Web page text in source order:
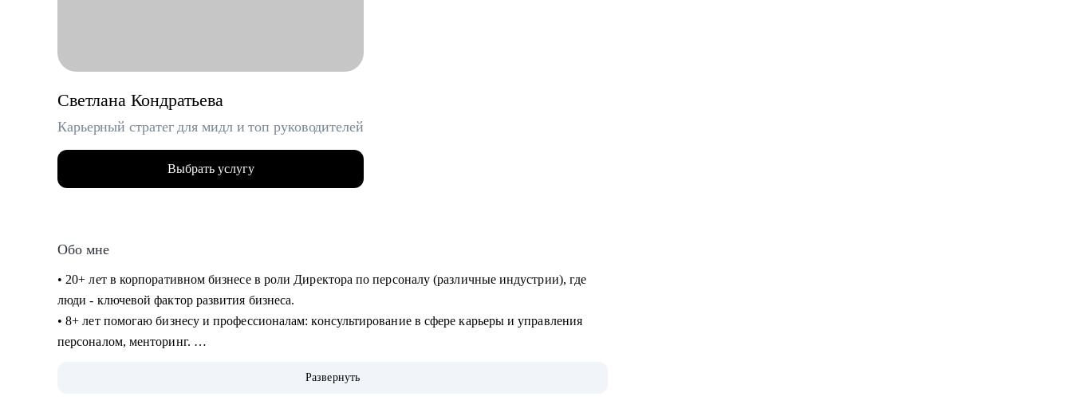
Светлана Кондратьева
Карьерный стратег для мидл и топ руководителей
Выбрать услугу
Обо мне
• 20+ лет в корпоративном бизнесе в роли Директора по персоналу (различные индустрии), где
люди - ключевой фактор развития бизнеса.
• 8+ лет помогаю бизнесу и профессионалам: консультирование в сфере карьеры и управления
персоналом, менторинг.
Развернуть